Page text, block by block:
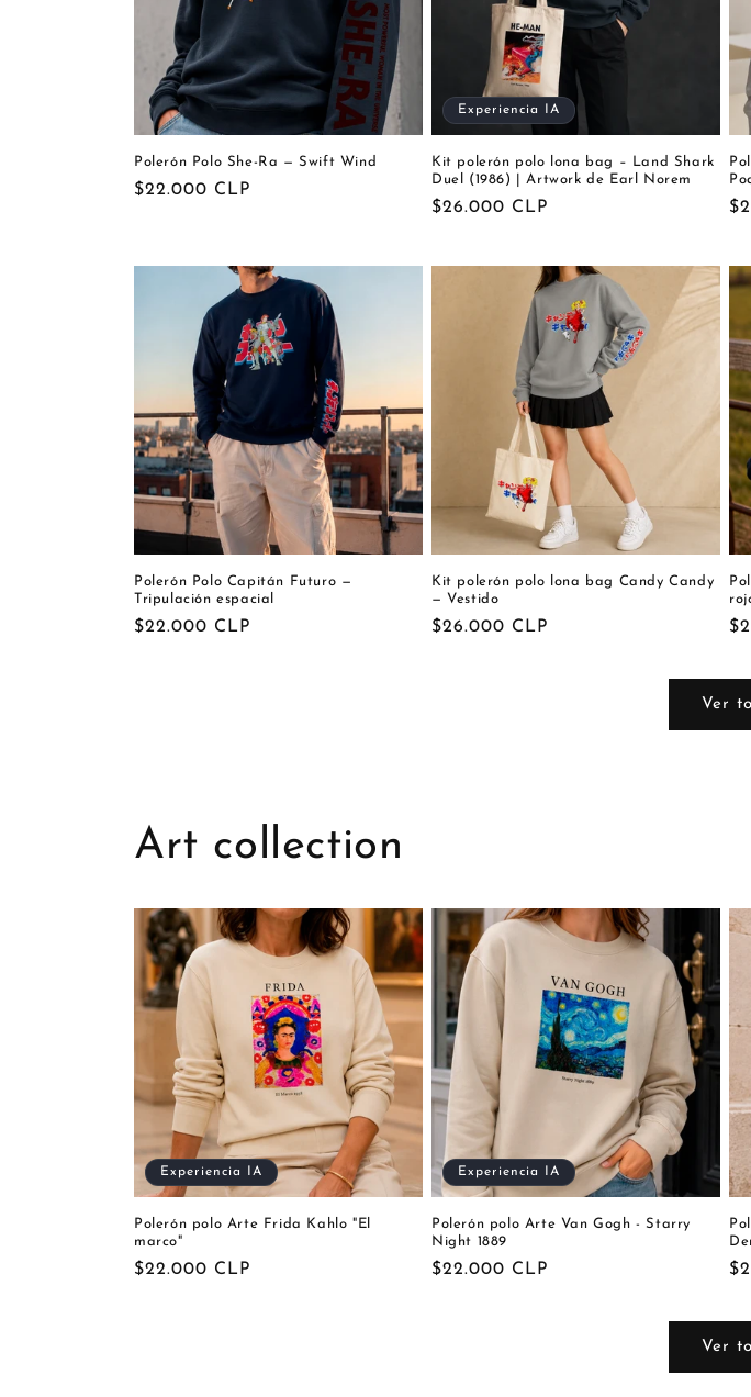
Polerón Polo She-Ra — Swift Wind
Precio
$22.000 CLP
Experiencia IA
Kit polerón polo lona bag – Land Shark
Duel (1986) | Artwork de Earl Norem
Precio
$26.000 CLP
Polerón Polo Capitán Futuro —
Tripulación espacial
Precio
$22.000 CLP
Kit polerón polo lona bag Candy Candy
— Vestido
Precio
$26.000 CLP
Ver
Art collection
Experiencia IA
Polerón polo Arte Frida Kahlo "El
marco"
Precio
$22.000 CLP
Experiencia IA
Polerón polo Arte Van Gogh - Starry
Night 1889
Precio
$22.000 CLP
Ver